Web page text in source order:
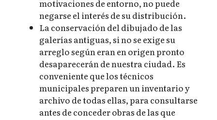
motivaciones de entorno, no puede
negarse el interés de su distribución.
La conservación del dibujado de las
galerías antiguas, si no se exige su
arreglo según eran en origen pronto
desaparecerán de nuestra ciudad. Es
conveniente que los técnicos
municipales preparen un inventario y
archivo de todas ellas, para consultarse
antes de conceder obras de las que